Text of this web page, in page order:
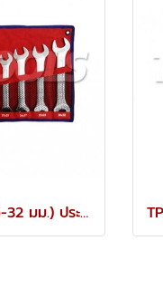
TPQ-TRDES12 (6-32 มม.) ประแจปากตายชุด 12 ตัว TOREX